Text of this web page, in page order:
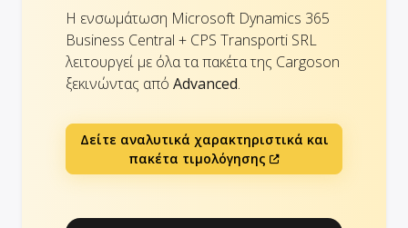
Η ενσωμάτωση Microsoft Dynamics 365
Business Central + CPS Transporti SRL
λειτουργεί με όλα τα πακέτα της Cargoson
ξεκινώντας από Advanced.
Δείτε αναλυτικά χαρακτηριστικά και
πακέτα τιμολόγησης